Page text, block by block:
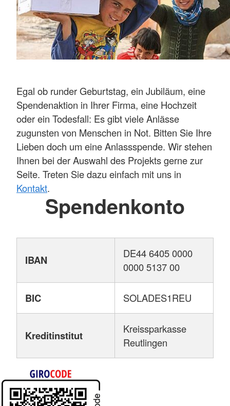
Egal ob runder Geburtstag, ein Jubiläum, eine
Spendenaktion in Ihrer Firma, eine Hochzeit
oder ein Todesfall: Es gibt viele Anlässe
zugunsten von Menschen in Not. Bitten Sie Ihre
Lieben doch um eine Anlassspende. Wir stehen
Ihnen bei der Auswahl des Projekts gerne zur
Seite. Treten Sie dazu einfach mit uns in
Kontakt.
Spendenkonto
IBAN
DE44 6405 0000
0000 5137 00
BIC SOLADES1REU
Kreditinstitut
Kreissparkasse
Reutlingen